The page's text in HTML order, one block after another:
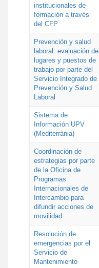
institucionales de
formación a través
del CFP
Prevención y salud
laboral: evaluación de
lugares y puestos de
trabajo por parte del
Servicio Integrado de
Prevención y Salud
Laboral
Sistema de
Información UPV
(Mediterrània)
Coordinación de
estrategias por parte
de la Oficina de
Programas
Internacionales de
Intercambio para
difundir acciones de
movilidad
Resolución de
emergencias por el
Servicio de
Mantenimiento